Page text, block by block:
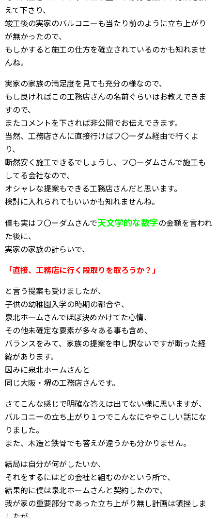
えて下さり、
竣工後の実家のバルコニーも当たり前のように立ち上がり
が無かったので、
もしかすると施工の仕方を確立されているのかも知れませ
んね。
実家の家族の満足度を見ても充分の様なので、
もし良ければこの工務店さんの名前ぐらいはお教えできま
すので、
またコメントを下されば非公開でお伝えできます。
当然、工務店さんに直接行けばフ〇ーダム経由で行くよ
り、
断然安く施工できるでしょうし、フ〇ーダムさんで施工も
してる会社なので、
オシャレな提案もできる工務店さんだと思います。
検討に入れられてもいいかも知れませんね。
僕も実はフ〇ーダムさんで天文学的な数字の金額を言われ
た後に、
実家の家族の計らいで、
「直接、工務店に行く段取りを取ろうか？」
と言う提案も受けましたが、
子供の幼稚園入学の時期の都合や、
泉北ホームさんでほぼ決めかけてた心情、
その他未確定な要素が多々ある事も含め、
バランスをみて、家族の提案を申し訳ないですが断った経
緯があります。
因みに泉北ホームさんと
同じ大阪・堺の工務店さんです。
さてこんな感じで明確な答えは出てない様に思いますが、
バルコニーの立ち上がり１つでこんなにややこしい話にな
りました。
また、木造と鉄骨でも答えが違うかも分かりません。
結局は自分が何がしたいか、
それをするにはどの会社と組むのかという所で、
結果的に僕は泉北ホームさんと契約したので、
我が家の重要部分であった立ち上がり無し計画は頓挫しま